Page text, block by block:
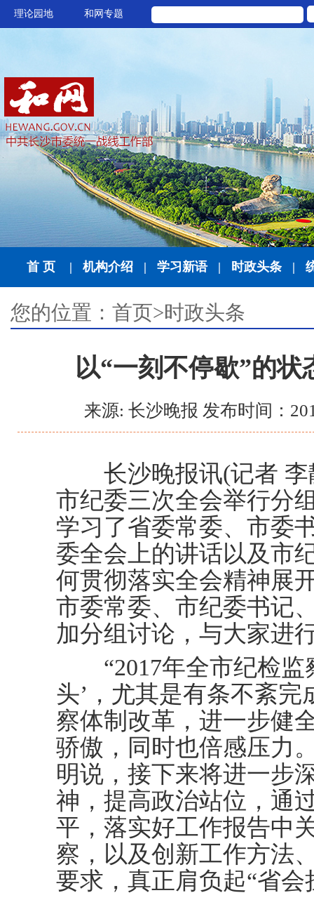
理论园地 和网专题
首 页 | 机构介绍 | 学习新语 | 时政头条 |
您的位置： 首页>时政头条
以“一刻不停歇”的
来源: 长沙晚报 发布时间：
长沙晚报讯(记者 李
市纪委三次全会举行分
学习了省委常委、市委
委全会上的讲话以及市
何贯彻落实全会精神展
市委常委、市纪委书记
加分组讨论，与大家进
“2017年全市纪检监
头’，尤其是有条不紊
察体制改革，进一步健
骄傲，同时也倍感压力
明说，接下来将进一步
神，提高政治站位，通
平，落实好工作报告中
察，以及创新工作方法
要求，真正肩负起“省会